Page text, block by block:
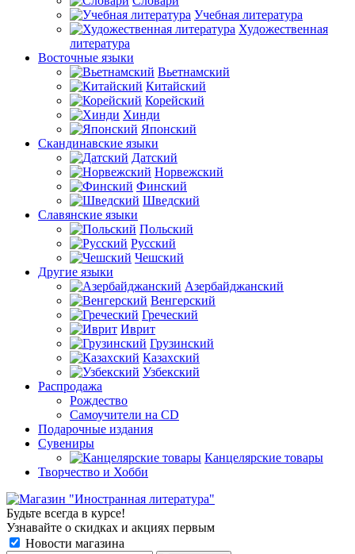
Учебная литература
Художественная
литература
Восточные языки
Вьетнамский
Китайский
Корейский
Хинди
Японский
Скандинавские языки
Датский
Норвежский
Финский
Шведский
Славянские языки
Польский
Русский
Чешский
Другие языки
Азербайджанский
Венгерский
Греческий
Иврит
Грузинский
Казахский
Узбекский
Распродажа
Рождество
Самоучители на CD
Подарочные издания
Сувениры
Канцелярские товары
Творчество и Хобби
Будьте всегда в курсе!
Узнавайте о скидках и акциях первым
Новости магазина